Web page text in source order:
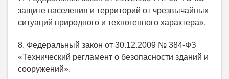
защите населения и территорий от чрезвычайных
ситуаций природного и техногенного характера».
8. Федеральный закон от 30.12.2009 № 384-ФЗ
«Технический регламент о безопасности зданий и
сооружений».